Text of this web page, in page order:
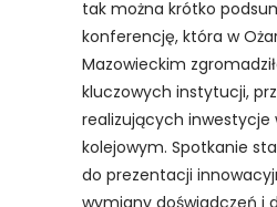
tak można krótko
konferencję, która w
Mazowieckim
kluczowych instytucji,
realizujących inwestycje
kolejowym. Spotkanie
do prezentacji
wymiany doświadczeń i